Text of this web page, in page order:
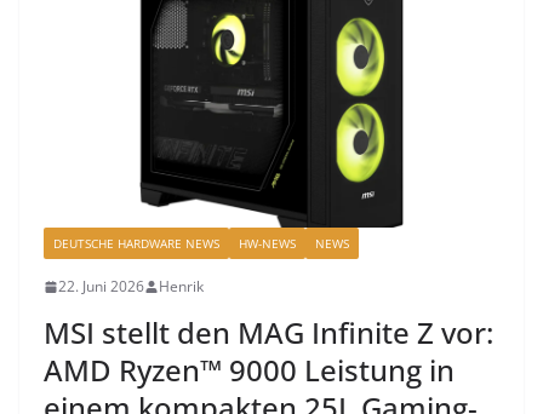
DEUTSCHE HARDWARE NEWS HW-NEWS NEWS
22. Juni 2026 Henrik
MSI stellt den MAG Infinite Z vor:
AMD Ryzen™ 9000 Leistung in